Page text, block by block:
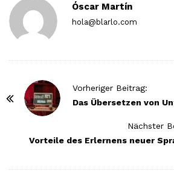
Óscar Martín
hola@blarlo.com
Vorheriger Beitrag:
Das Übersetzen von
Nächster
Vorteile des Erlernens neuer